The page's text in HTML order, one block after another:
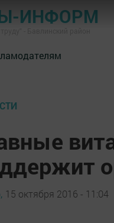
ИНФОРМ
15 октября 2016 - 11:04